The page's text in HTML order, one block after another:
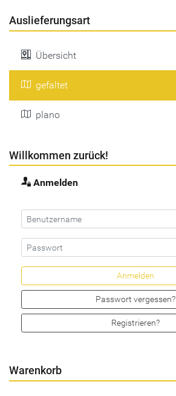
Auslieferungsart
Übersicht
gefaltet
plano
Willkommen zurück!
Anmelden
Passwort vergessen?
Registrieren?
Warenkorb